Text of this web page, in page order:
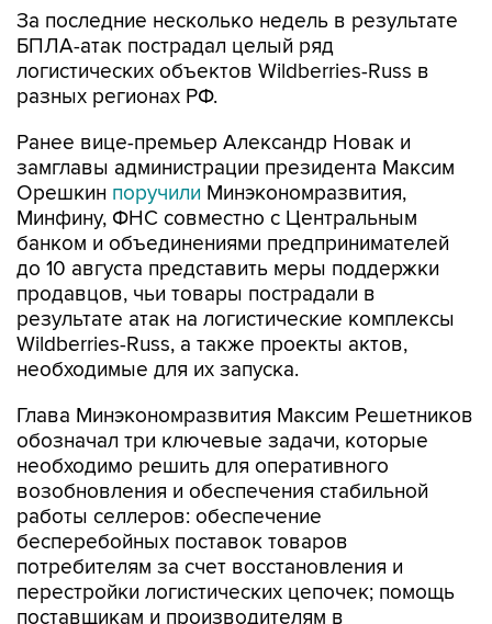
За последние несколько недель в результате
БПЛА-атак пострадал целый ряд
логистических объектов Wildberries-Russ в
разных регионах РФ.
Ранее вице-премьер Александр Новак и
замглавы администрации президента Максим
Орешкин поручили Минэкономразвития,
Минфину, ФНС совместно с Центральным
банком и объединениями предпринимателей
до 10 августа представить меры поддержки
продавцов, чьи товары пострадали в
результате атак на логистические комплексы
Wildberries-Russ, а также проекты актов,
необходимые для их запуска.
Глава Минэкономразвития Максим Решетников
обозначал три ключевые задачи, которые
необходимо решить для оперативного
возобновления и обеспечения стабильной
работы селлеров: обеспечение
бесперебойных поставок товаров
потребителям за счет восстановления и
перестройки логистических цепочек; помощь
поставщикам и производителям в